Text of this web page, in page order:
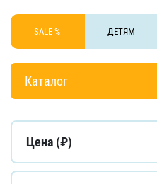
SALE % ДЕТЯМ
Каталог
Цена (₽)